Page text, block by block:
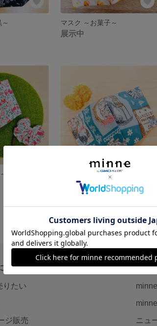
マスク ～お菓子～
展示中
花柄～ マスク ～猫～Ceruleanblue
展示中
ついて
りたい
ジ販売
読み
ニュ